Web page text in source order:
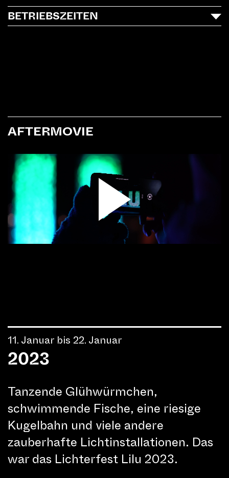
BETRIEBSZEITEN
AFTERMOVIE
2023
11. Januar bis 22. Januar
Tanzende Glühwürmchen,
schwimmende Fische, eine riesige
Kugelbahn und viele andere
zauberhafte Lichtinstallationen. Das
war das Lichterfest Lilu 2023.